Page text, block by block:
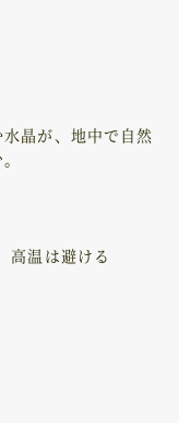
晶が、地中で自然
高温は避ける